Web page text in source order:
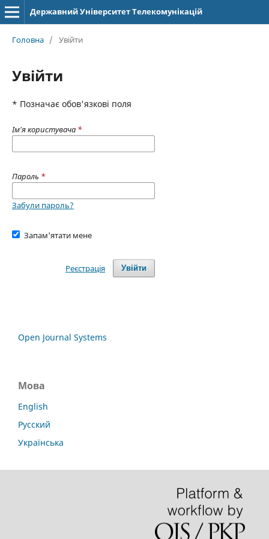
Державний Університет Телекомунікацій
Головна / Увійти
Увійти
* Позначає обов'язкові поля
Ім'я користувача *
Пароль *
Забули пароль?
Запам'ятати мене
Увійти
Реєстрація
Open Journal Systems
Мова
English
Русский
Українська